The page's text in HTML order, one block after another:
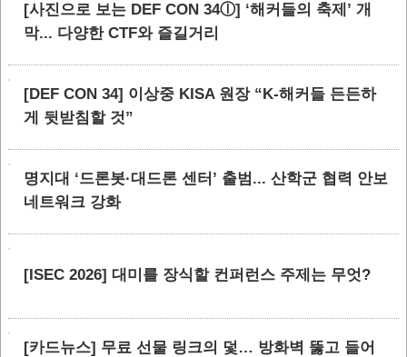
[사진으로 보는 DEF CON 34ⓛ] ‘해커들의 축제’ 개
막... 다양한 CTF와 즐길거리
[DEF CON 34] 이상중 KISA 원장 “K-해커들 든든하
게 뒷받침할 것”
명지대 ‘드론봇·대드론 센터’ 출범... 산학군 협력 안보
네트워크 강화
[ISEC 2026] 대미를 장식할 컨퍼런스 주제는 무엇?
[카드뉴스] 무료 선물 링크의 덫… 방화벽 뚫고 들어